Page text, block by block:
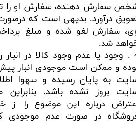
درآورد. بدیهی است که
سفارش لغو شده و مبلغ
شد.
4 . وجود یا عدم وجود کالا در انبار
و ممکن است موجودی انبار
به پایان رسیده و سهوا
بروز نشده باشد.
درباره این موضوع را
در صورت عدم موجودی